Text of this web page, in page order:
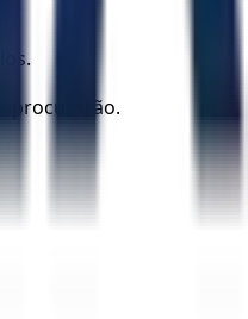
procurarão.